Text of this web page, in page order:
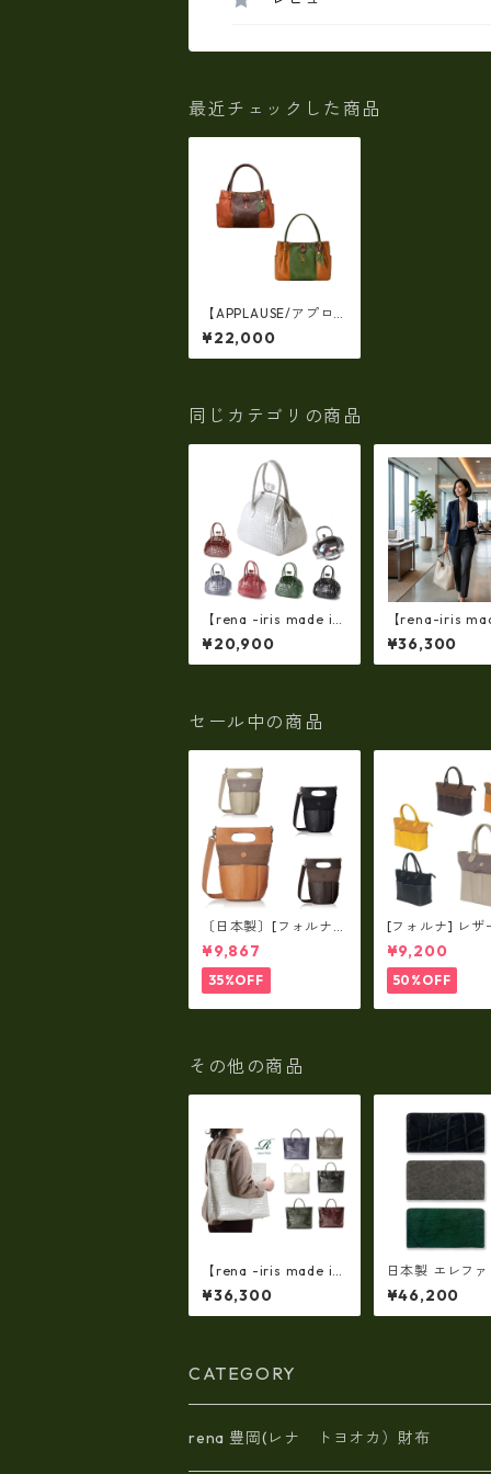
最近チェックした商品
【APPLAUSE/アプロ
ーズ】リーフシリー
ズ・レザートートバッ
グ 日本製 ap-37-5
¥22,000
同じカテゴリの商品
【rena -iris made in
japan】【日本製】(限
定品)牛革製品・エナ
メルクロコ☆ガマ口バ
¥20,900
【rena-iris
apan】【国産
フトシュリンク
ルダートートバ
トートバッグ、
ツ、牛革、収納
¥36,300
セール中の商品
〔日本製〕[フォルナ]
レザー×パラフィン筒
型2way シュリンクレ
ザー×79Aパラフィ
ン fo-259630
¥9,867
35%OFF
[フォルナ] レザ
ラフィン筒型
ュリンクレザー
パラフィン ト
o-259632
¥9,200
50%OFF
その他の商品
【rena -iris made in
japan】【日本製】牛
革エナメルクロコ・ 軽
量ラージサイズ・トー
¥36,300
日本製 エレフ
ザー × 姫路レザ
ウンドファスナ
グウォレット長
¥46,200
CATEGORY
rena 豊岡(レナ トヨオカ）財布